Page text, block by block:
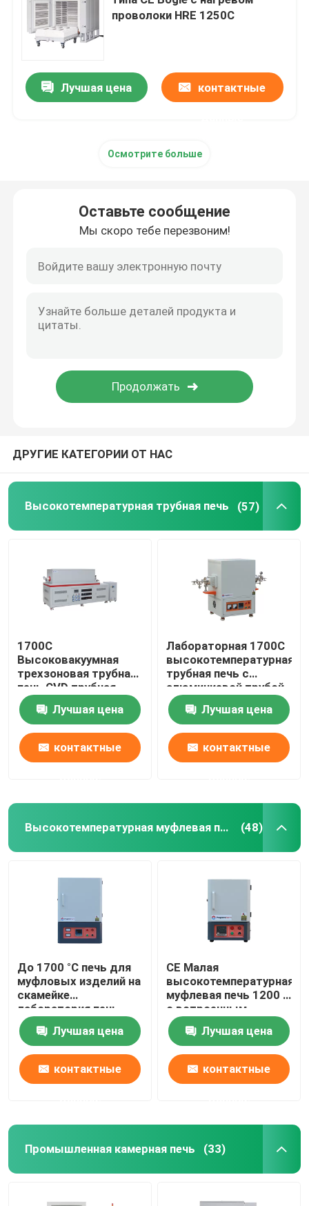
Промышленная камерная печь
Печь с регулируемой атмосферой
Печь подъемника
проволоки HRE 1250C
Лучшая цена контактные
Осмотрите больше
Оставьте сообщение
Мы скоро тебе перезвоним!
ДРУГИЕ КАТЕГОРИИ ОТ НАС
Высокотемпературная трубная печь (57)
1700C
Высоковакуумная
трехзоновая трубная
печь CVD трубная
печь с водяными
фланцами
охлаждения
Лучшая цена
контактные
Лабораторная 1700C
высокотемпературная
трубная печь с
алюминиевой трубой
и герметичной
фланцейЛучшая цена
контактные
Высокотемпературная муфлевая печь (48)
До 1700 °C печь для
муфловых изделий на
скамейке
лаборатория печь
для муфловых
изделий с штангами
MoSi2
Лучшая цена
контактные
CE Малая
высокотемпературная
муфлевая печь 1200 C
с встроенным
нагревательным
проводомЛучшая цена
контактные
Промышленная камерная печь (33)